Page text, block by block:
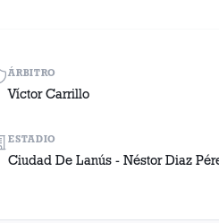
ÁRBITRO
Víctor Carrillo
ESTADIO
Ciudad De Lanús - Néstor Diaz